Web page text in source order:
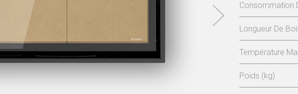
Consommation
Longueur De
Température
Poids (kg)